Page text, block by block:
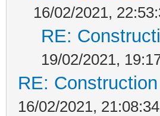
16/02/2021,
RE:
19/02/2021,
RE:
16/02/2021, 21:08:34